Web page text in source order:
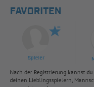
FAVORITEN
Spieler
Nach der Registrierung kannst
deinen Lieblingsspielern,